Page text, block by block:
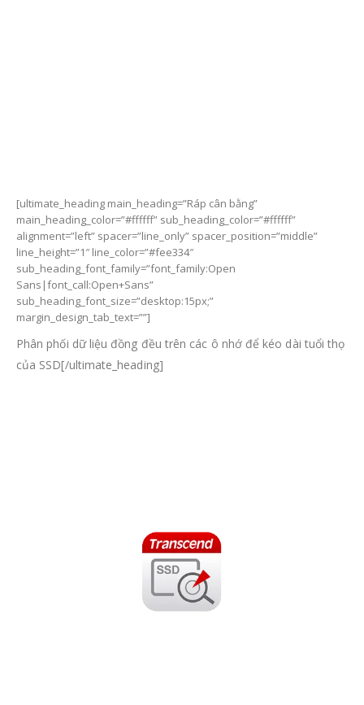
[ultimate_heading main_heading=”Ráp cân bằng”
main_heading_color=”#ffffff” sub_heading_color=”#ffffff”
alignment=”left” spacer=”line_only” spacer_position=”middle”
line_height=”1″ line_color=”#fee334″
sub_heading_font_family=”font_family:Open
Sans|font_call:Open+Sans”
sub_heading_font_size=”desktop:15px;”
margin_design_tab_text=””]
Phân phối dữ liệu đồng đều trên các ô nhớ để kéo dài tuổi thọ
của SSD[/ultimate_heading]